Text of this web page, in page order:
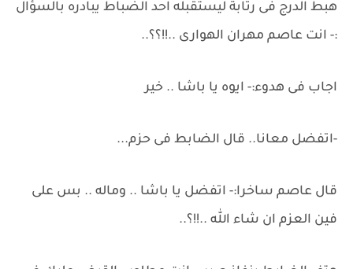
هبط الدرج فى رتابة ليستقبله احد الضباط يبادره بالسؤال
:- انت عاصم مهران الهوارى ..!!؟؟..
اجاب فى هدوء:- ايوه يا باشا .. خير
-اتفضل معانا.. قال الضابط فى حزم...
قال عاصم ساخرا:- اتفضل يا باشا .. وماله .. بس على
فين العزم ان شاء الله ..!!؟..